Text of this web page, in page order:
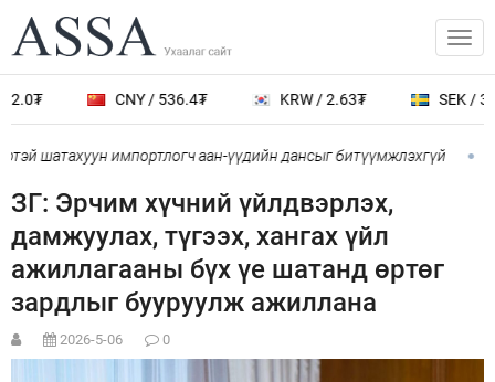
CNY / 536.4₮ KRW / 2.63₮ SEK /
шатахуун импортлогч аан-үүдийн дансыг битүүмжлэхгүй
ЗГ: Эрчим хүчний үйлдвэрлэх,
дамжуулах, түгээх, хангах үйл
ажиллагааны бүх үе шатанд өртөг
зардлыг бууруулж ажиллана
2026-5-06 0